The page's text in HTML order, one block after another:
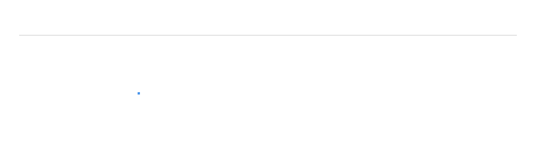
새로운 고객층 공략하기